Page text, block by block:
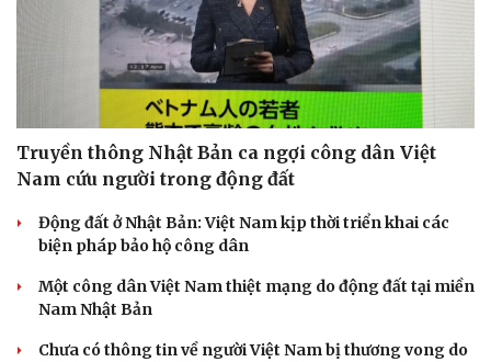
Truyền thông Nhật Bản ca ngợi công dân Việt
Nam cứu người trong động đất
Động đất ở Nhật Bản: Việt Nam kịp thời triển khai các
biện pháp bảo hộ công dân
Một công dân Việt Nam thiệt mạng do động đất tại miền
Nam Nhật Bản
Chưa có thông tin về người Việt Nam bị thương vong do